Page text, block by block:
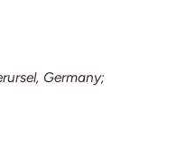
Germany;